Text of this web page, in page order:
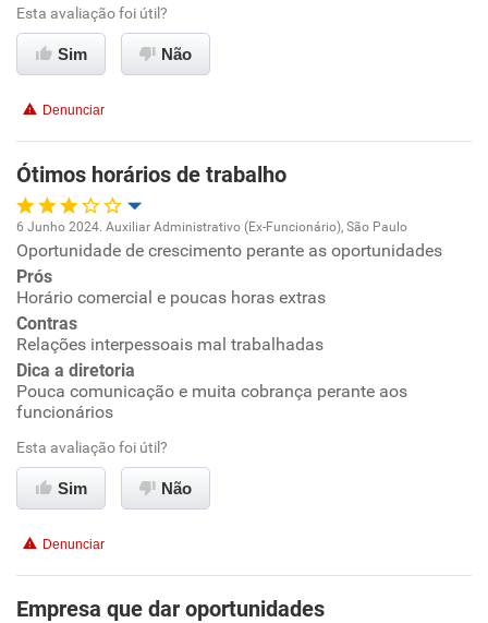
Esta avaliação foi útil?
Sim Não
Denunciar
Ótimos horários de trabalho
Oportunidade de promoção
Ambiente de trabalho
Conciliação com a vida familiar
Benefícios
Recomenda esta empresa
6 Junho 2024. Auxiliar Administrativo (Ex-Funcionário), São Paulo
Oportunidade de crescimento perante as oportunidades
Prós
Horário comercial e poucas horas extras
Contras
Relações interpessoais mal trabalhadas
Dica a diretoria
Pouca comunicação e muita cobrança perante aos
funcionários
Esta avaliação foi útil?
Sim Não
Denunciar
Empresa que dar oportunidades